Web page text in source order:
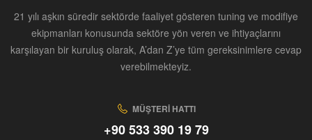
21 yılı aşkın süredir sektörde faaliyet gösteren tuning ve modifiye
ekipmanları konusunda sektöre yön veren ve ihtiyaçlarını
karşılayan bir kuruluş olarak, A’dan Z’ye tüm gereksinimlere cevap
verebilmekteyiz.
MÜŞTERI HATTI
+90 533 390 19 79